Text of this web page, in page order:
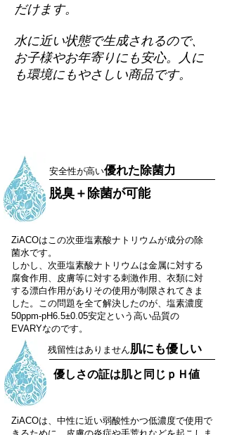
だけます。
水に近い状態で生成されるので、
お子様やお年寄りにも安心。人に
も環境にもやさしい商品です。
​安全性が高い優れた除菌力
​脱臭＋除菌が可能
​ZiACOはこの次亜塩素酸ナトリウムが成分の除
菌水です。
しかし、次亜塩素酸ナトリウムは金属に対する
腐食作用、皮膚等に対する刺激作用、衣類に対
する漂白作用がありその使用が制限されてきま
した。この問題を全て解決したのが、塩素濃度
50ppm-pH6.5±0.05安定という高い品質の
EVARYなのです。
​残留性はありません肌にも優しい
​優しさの証は肌と同じｐＨ値
ZiACOは、中性に近い弱酸性かつ低濃度で使用で